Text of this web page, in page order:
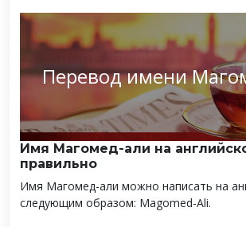
Перевод имени
Имя Магомед-али на
правильно
Имя Магомед-али можно написать на
следующим образом: Magomed-Ali.